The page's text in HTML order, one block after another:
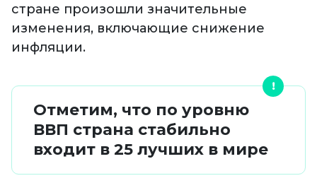
стране произошли значительные
изменения, включающие снижение
инфляции.
Отметим, что по уровню
ВВП страна стабильно
входит в 25 лучших в мире